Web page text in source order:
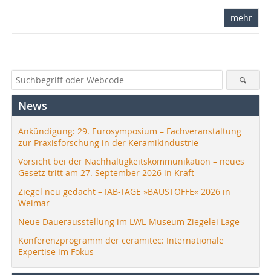
mehr
News
Ankündigung: 29. Eurosymposium – Fachveranstaltung
zur Praxisforschung in der Keramikindustrie
Vorsicht bei der Nachhaltigkeitskommunikation – neues
Gesetz tritt am 27. September 2026 in Kraft
Ziegel neu gedacht – IAB-TAGE »BAUSTOFFE« 2026 in
Weimar
Neue Dauerausstellung im LWL-Museum Ziegelei Lage
Konferenzprogramm der ceramitec: Internationale
Expertise im Fokus